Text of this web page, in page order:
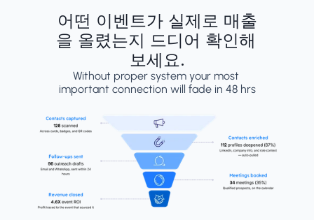
어떤 이벤트가 실제로 매출
을 올렸는지 드디어 확인해
보세요.
Without proper system your most
important connection will fade in 48 hrs